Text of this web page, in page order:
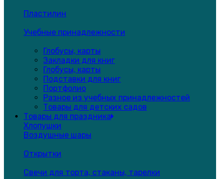
Пластилин
Учебные принадлежности
Глобусы, карты
Закладки для книг
Глобусы, карты
Подставки для книг
Портфолио
Разное из учебных принадлежностей
Товары для детских садов
Товары для праздника
Хлопушки
Воздушные шары
Открытки
Свечи для торта, стаканы, тарелки